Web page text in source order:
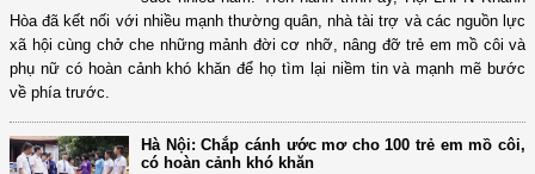
Hòa đã kết nối với nhiều mạnh thường quân, nhà tài trợ và các nguồn lực
xã hội cùng chở che những mảnh đời cơ nhỡ, nâng đỡ trẻ em mồ côi và
phụ nữ có hoàn cảnh khó khăn để họ tìm lại niềm tin và mạnh mẽ bước
về phía trước.
Hà Nội: Chắp cánh ước mơ cho 100 trẻ em mồ côi,
có hoàn cảnh khó khăn